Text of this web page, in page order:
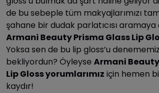
de bu sebeple tüm makyajlarımızı
şahane bir dudak parlatıcısı aramaya
Armani Beauty Prisma Glass Lip
Yoksa sen de bu lip gloss’u
bekliyordun? Öyleyse Armani
Lip Gloss yorumlarımız için hemen
kaydır!